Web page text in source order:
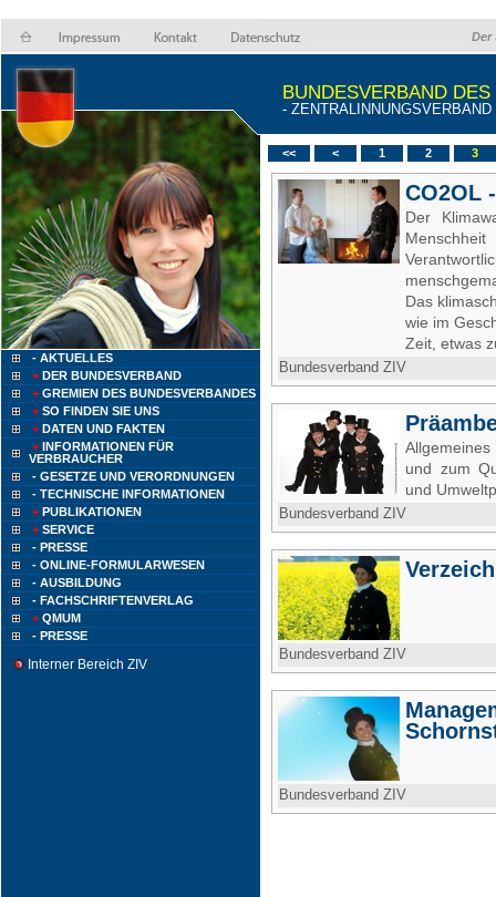
Der
- AKTUELLES
+ DER BUNDESVERBAND
+ GREMIEN DES BUNDESVERBANDES
+ SO FINDEN SIE UNS
+ DATEN UND FAKTEN
+ INFORMATIONEN FÜR
VERBRAUCHER
- GESETZE UND VERORDNUNGEN
- TECHNISCHE INFORMATIONEN
+ PUBLIKATIONEN
+ SERVICE
- PRESSE
- ONLINE-FORMULARWESEN
- AUSBILDUNG
- FACHSCHRIFTENVERLAG
+ QMUM
- PRESSE
Interner Bereich ZIV
BUNDESVERBAND
- ZENTRALINNUNGSVERBAND
<< < 1 2 3
CO2OL
Der
Das
wie im
Zeit, etwas
Bundesverband ZIV
und zum
und
Bundesverband ZIV
Bundesverband ZIV
Bundesverband ZIV